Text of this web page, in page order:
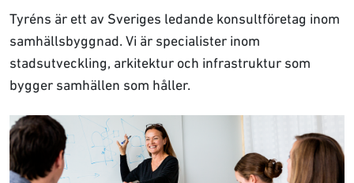
Tyréns är ett av Sveriges ledande konsultföretag inom
samhällsbyggnad. Vi är specialister inom
stadsutveckling, arkitektur och infrastruktur som
bygger samhällen som håller.